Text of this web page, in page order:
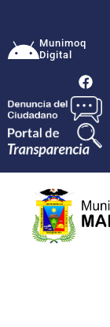
Munimoq
Digital